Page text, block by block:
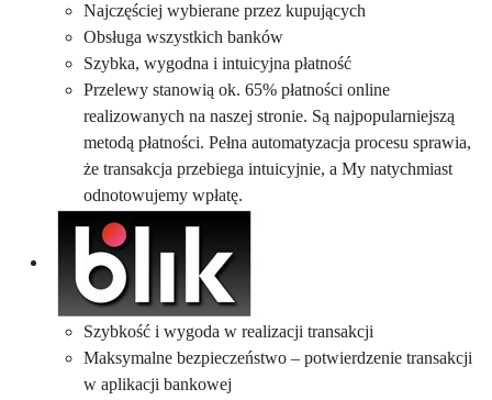
Najczęściej wybierane przez kupujących
Obsługa wszystkich banków
Szybka, wygodna i intuicyjna płatność
Przelewy stanowią ok. 65% płatności online
realizowanych na naszej stronie. Są najpopularniejszą
metodą płatności. Pełna automatyzacja procesu sprawia,
że transakcja przebiega intuicyjnie, a My natychmiast
odnotowujemy wpłatę.
Szybkość i wygoda w realizacji transakcji
Maksymalne bezpieczeństwo – potwierdzenie transakcji
w aplikacji bankowej